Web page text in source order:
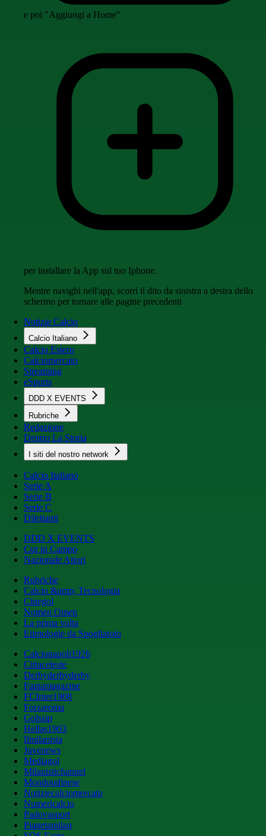
e poi "Aggiungi a Home"
per installare la App sul tuo Iphone.
Mentre navighi nell'app, scorri il dito da sinistra a destra dello
schermo per tornare alle pagine precedenti
Notizie Calcio
Calcio Italiano
Calcio Estero
Calciomercato
Streaming
eSports
DDD X EVENTS
Rubriche
Redazione
Dentro La Storia
I siti del nostro network
Calcio Italiano
Serie A
Serie B
Serie C
Dilettanti
DDD X EVENTS
Cur in Campo
Nazionale Attori
Rubriche
Calcio &amp; Tecnologia
Cinegol
Nomen Omen
La prima volta
Etimologie da Spogliatoio
Calcionapoli1926
Cittaceleste
Derbyderbyderby
Fantamagazine
FCInter1908
Forzaroma
Golssip
Hellas1903
Ilmilanista
Juvenews
Mediagol
Milanistichannel
Mondoudinese
Notiziecalciomercato
Numericalcio
Padovasport
Pianetamilan